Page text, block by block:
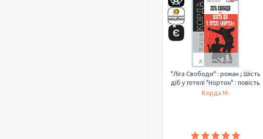
"Ліга Свободи" : роман ; Шість
діб у готелі "Нортон" : повість
Корда М.